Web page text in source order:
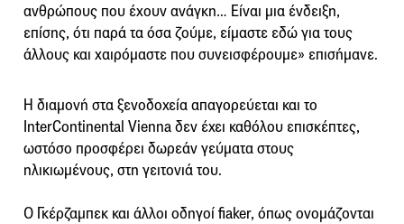
ανθρώπους που έχουν ανάγκη… Είναι μια ένδειξη,
επίσης, ότι παρά τα όσα ζούμε, είμαστε εδώ για τους
άλλους και χαιρόμαστε που συνεισφέρουμε» επισήμανε.
Η διαμονή στα ξενοδοχεία απαγορεύεται και το
InterContinental Vienna δεν έχει καθόλου επισκέπτες,
ωστόσο προσφέρει δωρεάν γεύματα στους
ηλικιωμένους, στη γειτονιά του.
Ο Γκέρζαμπεκ και άλλοι οδηγοί fiaker, όπως ονομάζονται